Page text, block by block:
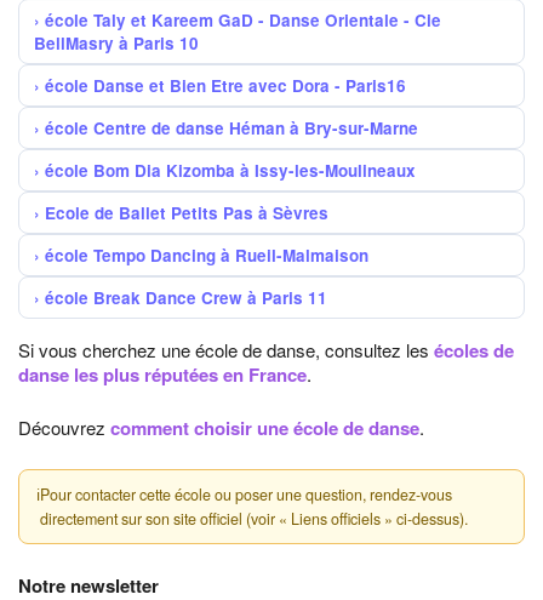
école Taly et Kareem GaD - Danse Orientale - Cie
BellMasry à Paris 10
école Danse et Bien Etre avec Dora - Paris16
école Centre de danse Héman à Bry-sur-Marne
école Bom Dia Kizomba à Issy-les-Moulineaux
Ecole de Ballet Petits Pas à Sèvres
école Tempo Dancing à Rueil-Malmaison
école Break Dance Crew à Paris 11
Si vous cherchez une école de danse, consultez les écoles de
danse les plus réputées en France.
Découvrez comment choisir une école de danse.
ℹPour contacter cette école ou poser une question, rendez-vous
directement sur son site officiel (voir « Liens officiels » ci-dessus).
Notre newsletter